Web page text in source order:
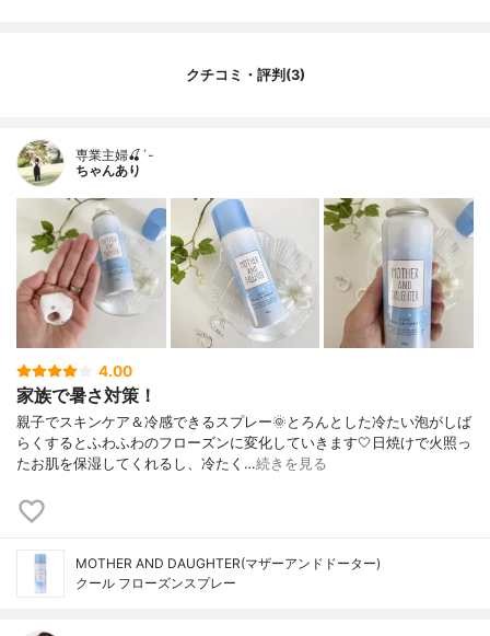
クチコミ・評判(3)
専業主婦🍒´-
ちゃんあり
4.00
家族で暑さ対策！
親子でスキンケア＆冷感できるスプレー🌞とろんとした冷たい泡がしば
らくするとふわふわのフローズンに変化していきます🤍日焼けで火照っ
たお肌を保湿してくれるし、冷たく…続きを見る
MOTHER AND DAUGHTER(マザーアンドドーター)
クール フローズンスプレー